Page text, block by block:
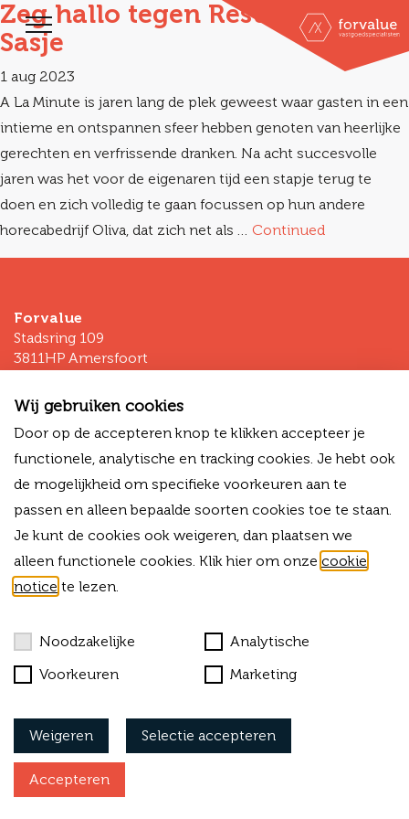
Zeg hallo tegen Restaurant het
Sasje
1 aug 2023
A La Minute is jaren lang de plek geweest waar gasten in een
intieme en ontspannen sfeer hebben genoten van heerlijke
gerechten en verfrissende dranken. Na acht succesvolle
jaren was het voor de eigenaren tijd een stapje terug te
doen en zich volledig te gaan focussen op hun andere
horecabedrijf Oliva, dat zich net als … Continued
Forvalue
Stadsring 109
3811HP Amersfoort
M
+31 (0)6 -13 34 03 38
E
info@forvalue.nl
IBAN NL06RABO0325754756
KVK 42015583
BTW-ID
NL869303703B01
Bekijk onze algemene voorwaarden
Cookies
Privacy
Klachtenprocedure
Wij gebruiken cookies
Door op de accepteren knop te klikken accepteer je
functionele, analytische en tracking cookies. Je hebt ook
de mogelijkheid om specifieke voorkeuren aan te
passen en alleen bepaalde soorten cookies toe te staan.
Je kunt de cookies ook weigeren, dan plaatsen we
alleen functionele cookies. Klik hier om onze cookie
notice te lezen.
Noodzakelijke
Analytische
Voorkeuren
Marketing
Weigeren Selectie accepteren
Accepteren